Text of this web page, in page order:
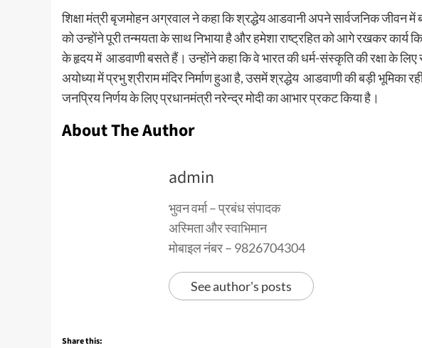
शिक्षा मंत्री बृजमोहन अग्रवाल ने कहा कि श्रद्धेय आडवानी अपने सार्वजनिक
को उन्होंने पूरी तन्मयता के साथ निभाया है और हमेशा राष्ट्रहित को आगे रखकर कार्य
के हृदय में आडवाणी बसते हैं। उन्होंने कहा कि वे भारत की धर्म-संस्कृति की रक्षा के
अयोध्या में प्रभु श्रीराम मंदिर निर्माण हुआ है, उसमें श्रद्धेय आडवाणी की बड़ी भूमिका
जनप्रिय निर्णय के लिए प्रधानमंत्री नरेन्द्र मोदी का आभार प्रकट किया है।
About The Author
admin
भुवन वर्मा – प्रबंध संपादक
अस्मिता और स्वाभिमान
मोबाइल नंबर – 9826704304
See author's posts
Share this: